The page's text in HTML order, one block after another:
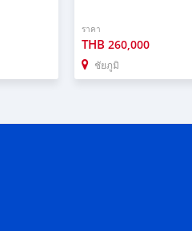
ราคา
THB260,000
ชัยภูมิ